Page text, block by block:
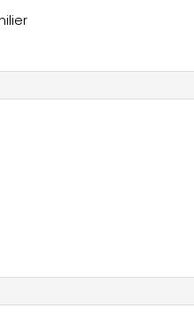
gæsterne kan slappe af